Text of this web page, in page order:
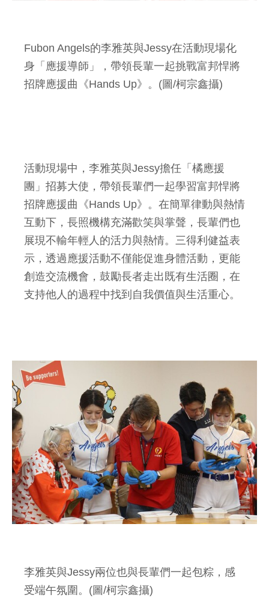
Fubon Angels的李雅英與Jessy在活動現場化
身「應援導師」，帶領長輩一起挑戰富邦悍將
招牌應援曲《Hands Up》。(圖/柯宗鑫攝)
活動現場中，李雅英與Jessy擔任「橘應援
團」招募大使，帶領長輩們一起學習富邦悍將
招牌應援曲《Hands Up》。在簡單律動與熱情
互動下，長照機構充滿歡笑與掌聲，長輩們也
展現不輸年輕人的活力與熱情。三得利健益表
示，透過應援活動不僅能促進身體活動，更能
創造交流機會，鼓勵長者走出既有生活圈，在
支持他人的過程中找到自我價值與生活重心。
李雅英與Jessy兩位也與長輩們一起包粽，感
受端午氛圍。(圖/柯宗鑫攝)